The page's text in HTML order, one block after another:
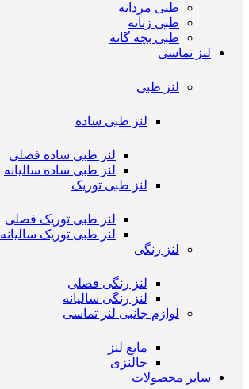
طبی مردانه
طبی زنانه
طبی بچه گانه
لنز تماسی
لنز طبی
لنز طبی ساده
لنز طبی ساده فصلی
لنز طبی ساده سالیانه
لنز طبی توریک
لنز طبی توریک فصلی
لنز طبی توریک سالیانه
لنز رنگی
لنز رنگی فصلی
لنز رنگی سالیانه
لوازم جانبی لنز تماسی
مایع لنز
جالنزی
سایر محصولات